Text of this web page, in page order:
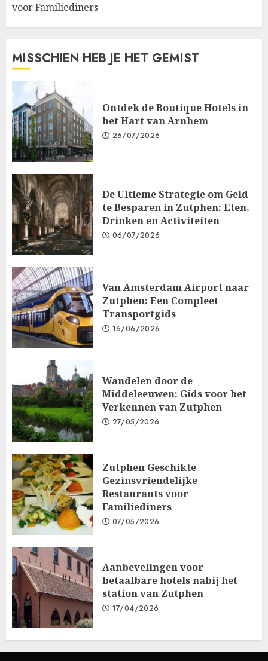
voor Familiediners
MISSCHIEN HEB JE HET GEMIST
Ontdek de Boutique Hotels in
het Hart van Arnhem
26/07/2026
De Ultieme Strategie om Geld
te Besparen in Zutphen: Eten,
Drinken en Activiteiten
06/07/2026
Van Amsterdam Airport naar
Zutphen: Een Compleet
Transportgids
16/06/2026
Wandelen door de
Middeleeuwen: Gids voor het
Verkennen van Zutphen
27/05/2026
Zutphen Geschikte
Gezinsvriendelijke
Restaurants voor
Familiediners
07/05/2026
Aanbevelingen voor
betaalbare hotels nabij het
station van Zutphen
17/04/2026